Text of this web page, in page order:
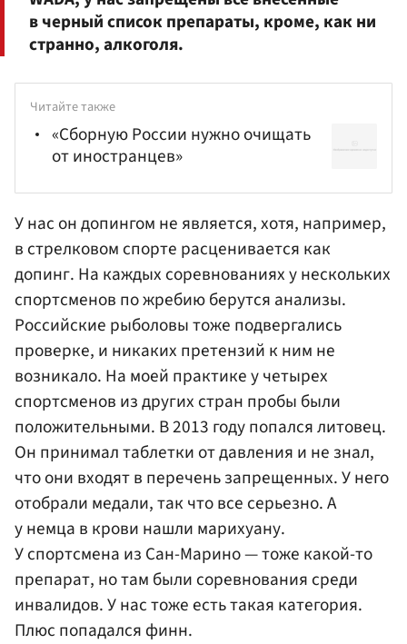
в черный список препараты, кроме, как ни
странно, алкоголя.
Читайте также
«Сборную России нужно очищать
от иностранцев»
У нас он допингом не является, хотя, например,
в стрелковом спорте расценивается как
допинг. На каждых соревнованиях у нескольких
спортсменов по жребию берутся анализы.
Российские рыболовы тоже подвергались
проверке, и никаких претензий к ним не
возникало. На моей практике у четырех
спортсменов из других стран пробы были
положительными. В 2013 году попался литовец.
Он принимал таблетки от давления и не знал,
что они входят в перечень запрещенных. У него
отобрали медали, так что все серьезно. А
у немца в крови нашли марихуану.
У спортсмена из Сан-Марино — тоже какой-то
препарат, но там были соревнования среди
инвалидов. У нас тоже есть такая категория.
Плюс попадался финн.